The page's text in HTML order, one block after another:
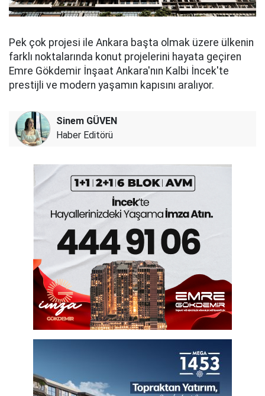
Pek çok projesi ile Ankara başta olmak üzere ülkenin
farklı noktalarında konut projelerini hayata geçiren
Emre Gökdemir İnşaat Ankara'nın Kalbi İncek'te
prestijli ve modern yaşamın kapısını aralıyor.
Sinem GÜVEN
Haber Editörü